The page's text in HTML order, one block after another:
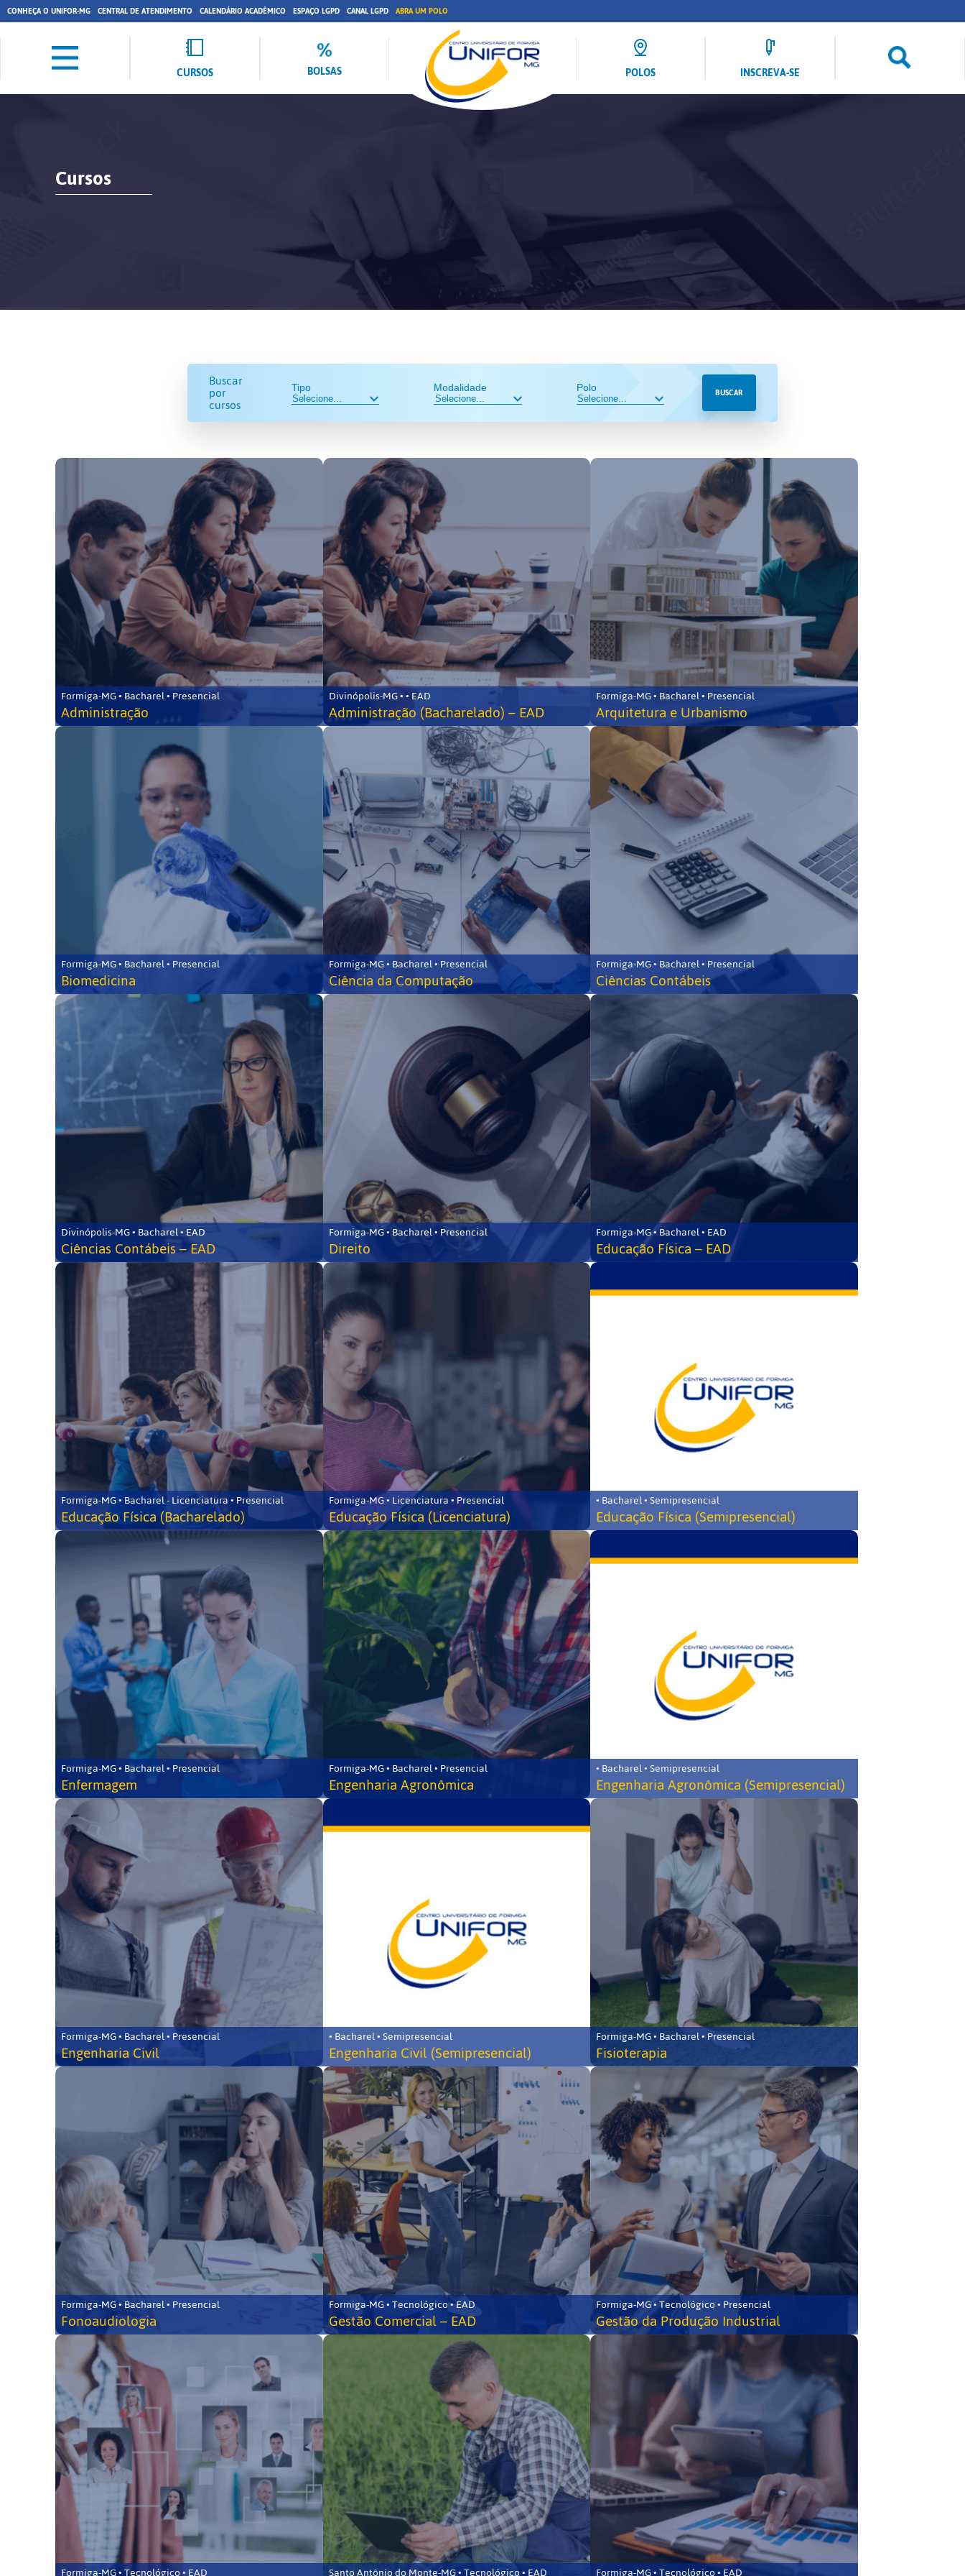
CONHEÇA O UNIFOR-MG CENTRAL DE ATENDIMENTO CALENDÁRIO ACADÊMICO ESPAÇO LGPD CANAL LGPD ABRA UM POLO
CURSOS BOLSAS POLOS INSCREVA-SE
Cursos
Buscar
por
cursos
Tipo Modalidade Polo BUSCAR
Formiga-MG • Bacharel • Presencial
Administração
Divinópolis-MG • • EAD
Administração (Bacharelado) – EAD
Formiga-MG • Bacharel • Presencial
Arquitetura e Urbanismo
Formiga-MG • Bacharel • Presencial
Biomedicina
Formiga-MG • Bacharel • Presencial
Ciência da Computação
Formiga-MG • Bacharel • Presencial
Ciências Contábeis
Divinópolis-MG • Bacharel • EAD
Ciências Contábeis – EAD
Formiga-MG • Bacharel • Presencial
Direito
Formiga-MG • Bacharel • EAD
Educação Física – EAD
Formiga-MG • Bacharel - Licenciatura • Presencial
Educação Física (Bacharelado)
Formiga-MG • Licenciatura • Presencial
Educação Física (Licenciatura)
• Bacharel • Semipresencial
Educação Física (Semipresencial)
Formiga-MG • Bacharel • Presencial
Enfermagem
Formiga-MG • Bacharel • Presencial
Engenharia Agronômica
• Bacharel • Semipresencial
Engenharia Agronômica (Semipresencial)
Formiga-MG • Bacharel • Presencial
Engenharia Civil
• Bacharel • Semipresencial
Engenharia Civil (Semipresencial)
Formiga-MG • Bacharel • Presencial
Fisioterapia
Formiga-MG • Bacharel • Presencial
Fonoaudiologia
Formiga-MG • Tecnológico • EAD
Gestão Comercial – EAD
Formiga-MG • Tecnológico • Presencial
Gestão da Produção Industrial